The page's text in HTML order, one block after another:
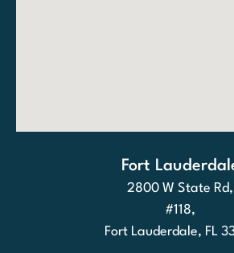
Fort
2800 W State Rd,
#118,
Fort Lauderdale, FL